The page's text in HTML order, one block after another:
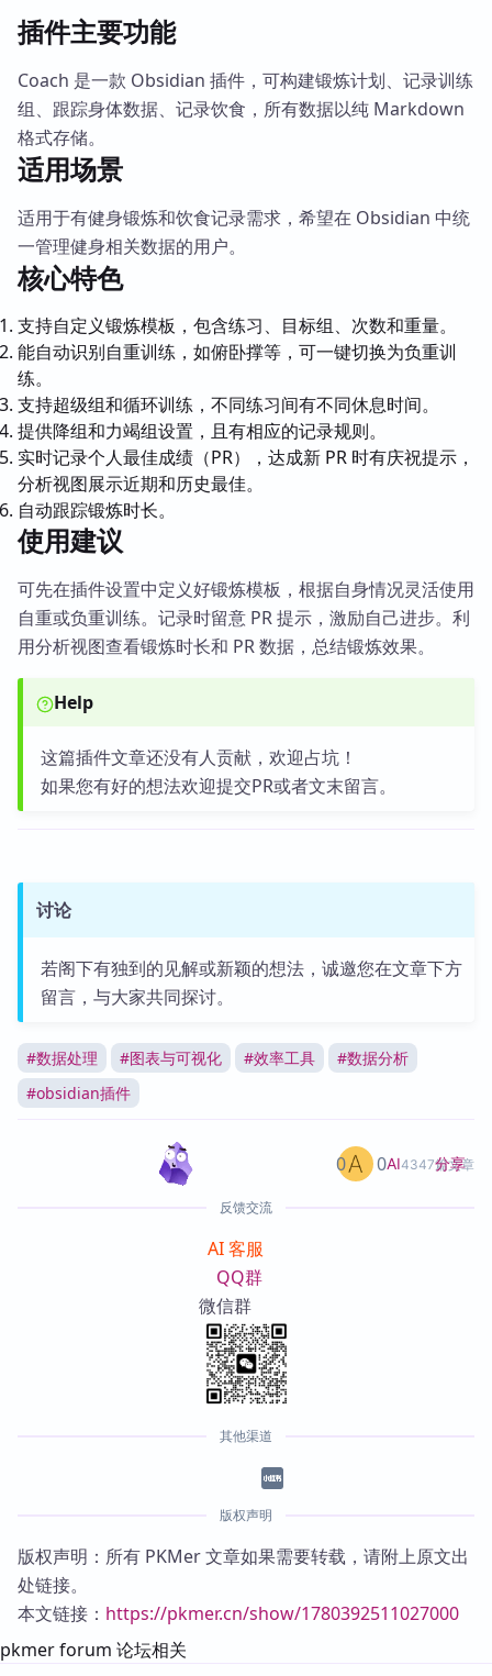
插件主要功能
Coach 是一款 Obsidian 插件，可构建锻炼计划、记录训练
组、跟踪身体数据、记录饮食，所有数据以纯 Markdown
格式存储。
适用场景
适用于有健身锻炼和饮食记录需求，希望在 Obsidian 中统
一管理健身相关数据的用户。
核心特色
支持自定义锻炼模板，包含练习、目标组、次数和重量。
能自动识别自重训练，如俯卧撑等，可一键切换为负重训
练。
支持超级组和循环训练，不同练习间有不同休息时间。
提供降组和力竭组设置，且有相应的记录规则。
实时记录个人最佳成绩（PR），达成新 PR 时有庆祝提示，
分析视图展示近期和历史最佳。
自动跟踪锻炼时长。
使用建议
可先在插件设置中定义好锻炼模板，根据自身情况灵活使用
自重或负重训练。记录时留意 PR 提示，激励自己进步。利
用分析视图查看锻炼时长和 PR 数据，总结锻炼效果。
Help
这篇插件文章还没有人贡献，欢迎占坑！
如果您有好的想法欢迎提交PR或者文末留言。
讨论
若阁下有独到的见解或新颖的想法，诚邀您在文章下方
留言，与大家共同探讨。
#数据处理 #图表与可视化 #效率工具 #数据分析
#obsidian插件
AI4347篇文章
0 0 分享
反馈交流
AI 客服
QQ群
微信群
其他渠道
版权声明
版权声明：所有 PKMer 文章如果需要转载，请附上原文出
处链接。
本文链接： https://pkmer.cn/show/1780392511027000
pkmer forum 论坛相关